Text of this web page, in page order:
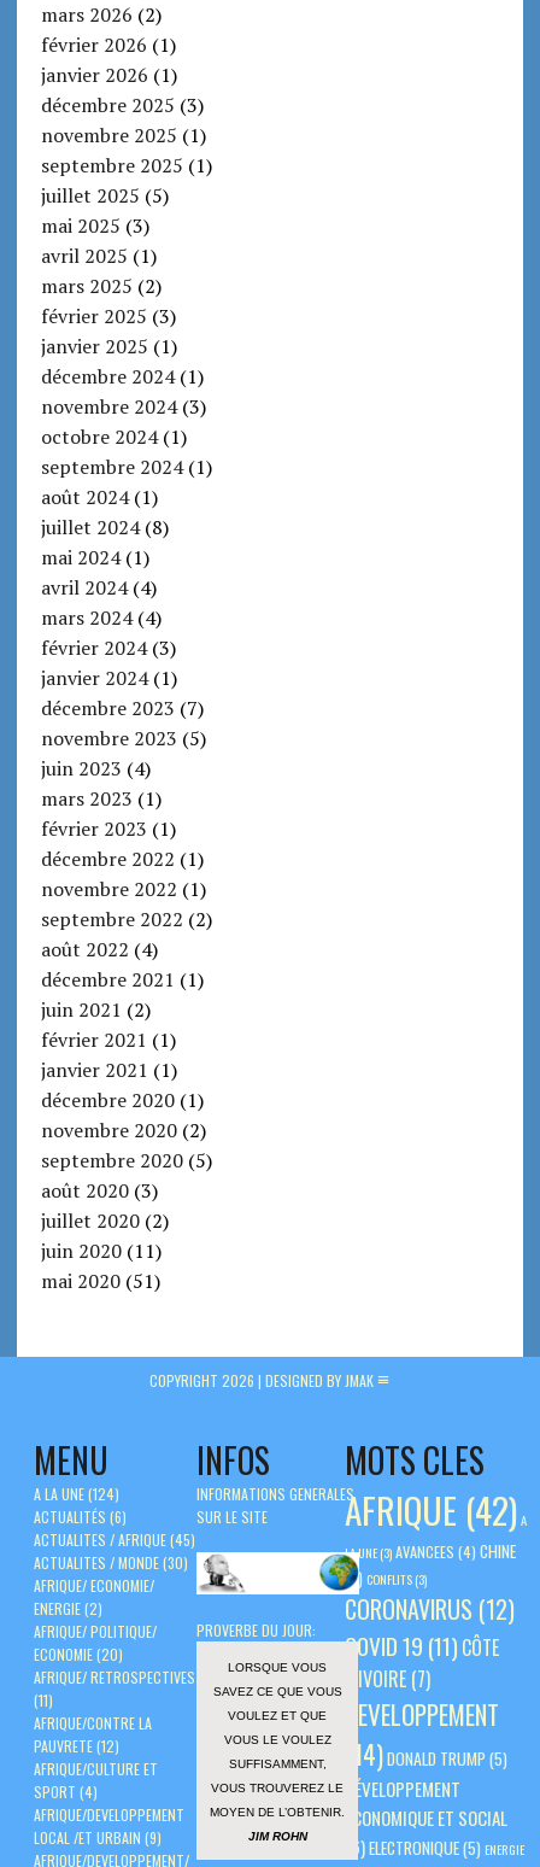
mars 2026 (2)
février 2026 (1)
janvier 2026 (1)
décembre 2025 (3)
novembre 2025 (1)
septembre 2025 (1)
juillet 2025 (5)
mai 2025 (3)
avril 2025 (1)
mars 2025 (2)
février 2025 (3)
janvier 2025 (1)
décembre 2024(1)
novembre 2024(3)
octobre 2024(1)
septembre 2024(1)
août 2024(1)
juillet 2024(8)
mai 2024(1)
avril 2024(4)
mars 2024(4)
février 2024(3)
janvier 2024(1)
décembre 2023 (7)
novembre 2023 (5)
juin 2023 (4)
mars 2023 (1)
février 2023 (1)
décembre 2022 (1)
novembre 2022 (1)
septembre 2022 (2)
août 2022 (4)
décembre 2021 (1)
juin 2021 (2)
février 2021 (1)
janvier 2021 (1)
décembre 2020(1)
novembre 2020(2)
septembre 2020(5)
août 2020(3)
juillet 2020(2)
juin 2020(11)
mai 2020(51)
COPYRIGHT 2026 | DESIGNED BY JMAK
MENU
A LA UNE(124)
ACTUALITÉS (6)
ACTUALITES / AFRIQUE(45)
ACTUALITES / MONDE(30)
AFRIQUE/ ECONOMIE/
ENERGIE(2)
AFRIQUE/ POLITIQUE/
ECONOMIE(20)
AFRIQUE/ RETROSPECTIVES
(11)
AFRIQUE/CONTRE LA
PAUVRETE(12)
AFRIQUE/CULTURE ET
SPORT (4)
AFRIQUE/DEVELOPPEMENT
LOCAL /ET URBAIN (9)
AFRIQUE/DEVELOPPEMENT/
MOTS CLES
AFRIQUE (42) A
LA UNE(3)AVANCEES (4) CHINE
(5)CONFLITS(3)
CORONAVIRUS (12)
COVID 19 (11) CÔTE
D'IVOIRE (7)
DEVELOPPEMENT
(14)DONALD TRUMP(5)
DÉVELOPPEMENT
ÉCONOMIQUE ET SOCIAL
(6)ELECTRONIQUE(5)ENERGIE
INFOS
INFORMATIONS GENERALES
SUR LE SITE
PROVERBE DU JOUR:
LORSQUE VOUS
SAVEZ CE QUE VOUS
VOULEZ ET QUE
VOUS LE VOULEZ
SUFFISAMMENT,
VOUS TROUVEREZ LE
MOYEN DE L’OBTENIR.
JIM ROHN